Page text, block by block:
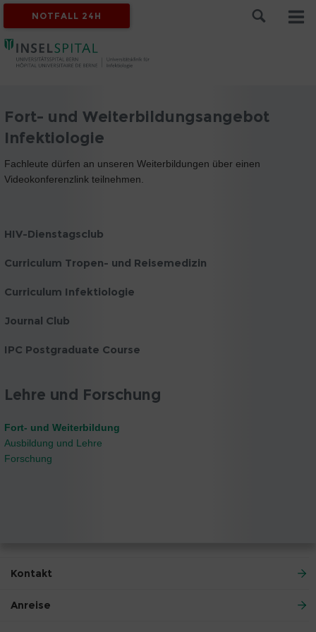
NOTFALL 24H
Fort- und Weiterbildungsangebot
Infektiologie
Fachleute dürfen an unseren Weiterbildungen über einen
Videokonferenzlink teilnehmen.
HIV-Dienstagsclub
Curriculum Tropen- und Reisemedizin
Curriculum Infektiologie
Journal Club
IPC Postgraduate Course
Lehre und Forschung
Fort- und Weiterbildung
Ausbildung und Lehre
Forschung
Kontakt
Anreise